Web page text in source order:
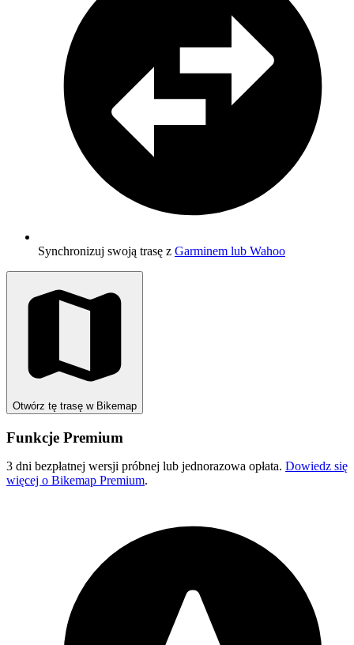
Synchronizuj swoją trasę z Garminem lub Wahoo
Otwórz tę trasę w Bikemap
Funkcje Premium
3 dni bezpłatnej wersji próbnej lub jednorazowa opłata. Dowiedz się
więcej o Bikemap Premium.